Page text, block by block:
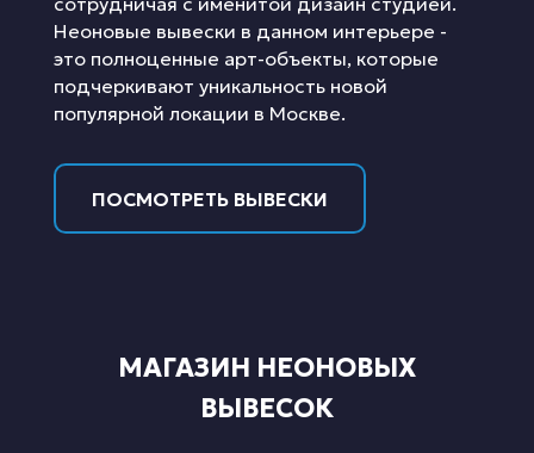
Неоновые вывески в данном интерьере -
это полноценные арт-объекты, которые
подчеркивают уникальность новой
популярной локации в Москве.
ПОСМОТРЕТЬ ВЫВЕСКИ
МАГАЗИН НЕОНОВЫХ
ВЫВЕСОК